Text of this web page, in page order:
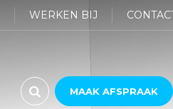
WERKEN BIJ
 MAAK AFSPRAAK